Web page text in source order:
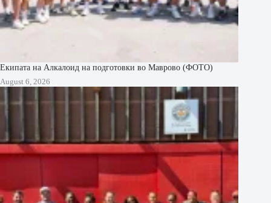
Екипата на Алкалоид на подготовки во Маврово (ФОТО)
August 6, 2026